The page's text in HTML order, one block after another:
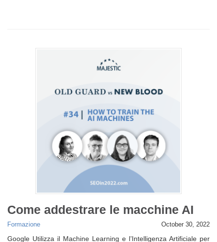
Come addestrare le macchine AI
Formazione October 30, 2022
Google Utilizza il Machine Learning e l’Intelligenza Artificiale per